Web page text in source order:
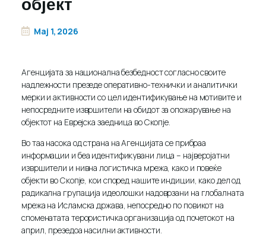
Maj 1, 2026
Агенцијата за национална безбедност согласно своите
надлежности презеде оперативно-технички и аналитички
мерки и активности со цел идентификување на мотивите и
непосредните извршители на обидот за опожарување на
објектот на Еврејска заедница во Скопје.
Во таа насока од страна на Агенцијата се прибраа
информации и беа идентификувани лица – најверојатни
извршители и нивна логистичка мрежа, како и повеќе
објекти во Скопје, кои според нашите индиции, како дел од
радикална групација идеолошки надоврзани на глобалната
мрежа на Исламска држава, непосредно по повикот на
споменатата терористичка организација од почетокот на
април, презедоа насилни активности.